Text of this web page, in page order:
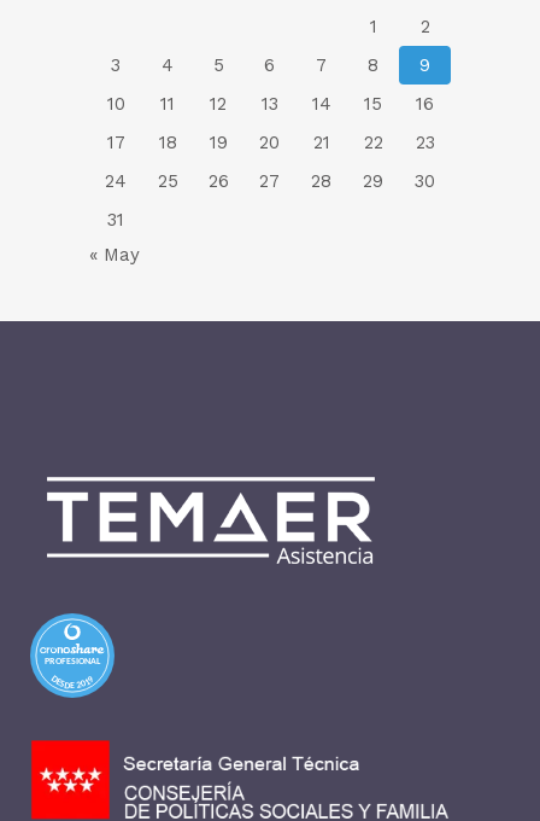
1
2
3
4 5 6 7 8
9
10
11 12 13 14 15
16
17
18 19 20 21 22
23
24
25 26 27 28 29
30
31
« May
PROFESIONAL
DESDE 2019